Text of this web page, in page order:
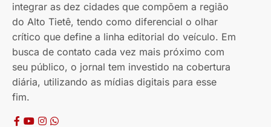
integrar as dez cidades que compõem a região
do Alto Tietê, tendo como diferencial o olhar
crítico que define a linha editorial do veículo. Em
busca de contato cada vez mais próximo com
seu público, o jornal tem investido na cobertura
diária, utilizando as mídias digitais para esse
fim.